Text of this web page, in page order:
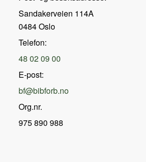
Sandakerveien 114A
0484 Oslo
Telefon:
48 02 09 00
E-post:
bf@bibforb.no
Org.nr.
975 890 988